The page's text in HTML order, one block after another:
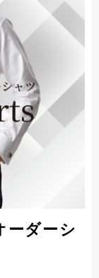
ーダーシ